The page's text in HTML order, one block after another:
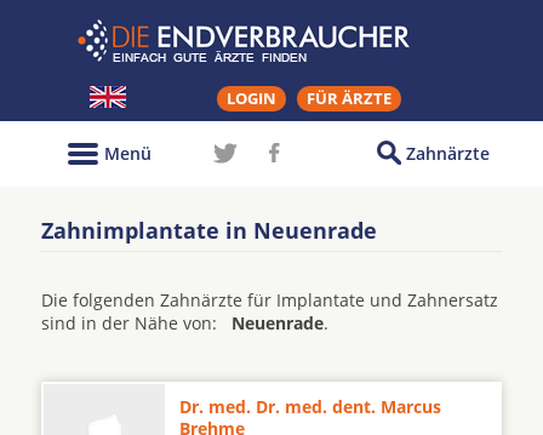
LOGIN FÜR ÄRZTE
Zahnärzte
Menü
Zahnimplantate in Neuenrade
Die folgenden Zahnärzte für Implantate und Zahnersatz
sind in der Nähe von: Neuenrade.
Dr. med. Dr. med. dent. Marcus
Brehme